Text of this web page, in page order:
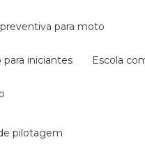
preventiva para moto
para iniciantes escola
pilotagem